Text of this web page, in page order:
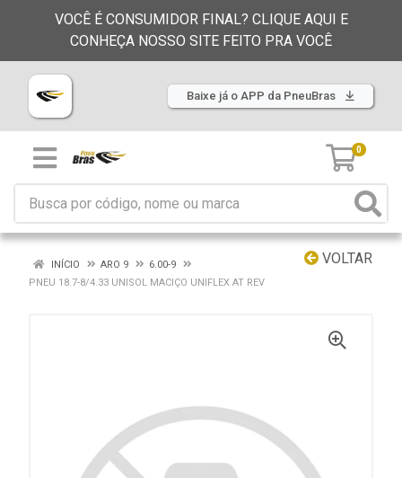
VOCÊ É CONSUMIDOR FINAL? CLIQUE AQUI E
CONHEÇA NOSSO SITE FEITO PRA VOCÊ
Baixe já o APP da PneuBras
0
VOLTAR
INÍCIO ARO 9
6.00-9
PNEU 18.7-8/4.33 UNISOL MACIÇO UNIFLEX AT REV